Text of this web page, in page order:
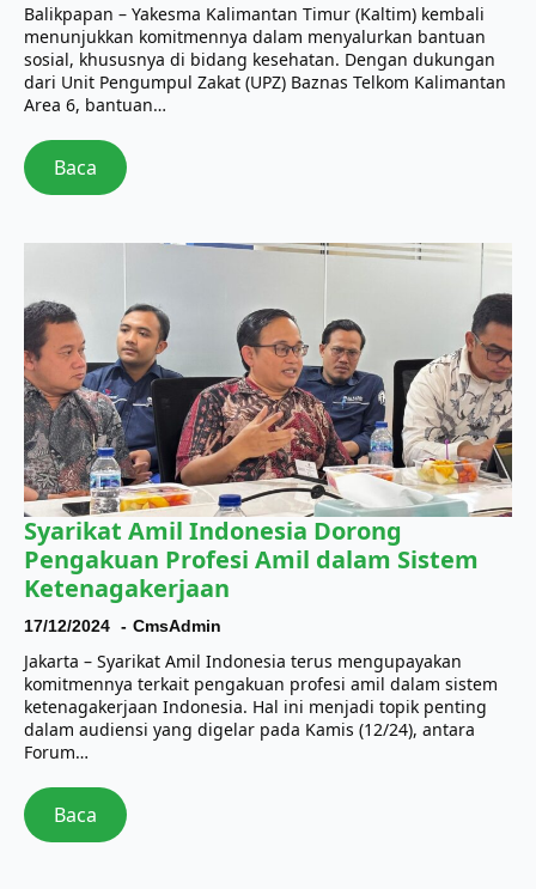
Balikpapan – Yakesma Kalimantan Timur (Kaltim) kembali
menunjukkan komitmennya dalam menyalurkan bantuan
sosial, khususnya di bidang kesehatan. Dengan dukungan
dari Unit Pengumpul Zakat (UPZ) Baznas Telkom Kalimantan
Area 6, bantuan…
Baca
Syarikat Amil Indonesia Dorong
Pengakuan Profesi Amil dalam Sistem
Ketenagakerjaan
17/12/2024 CmsAdmin
Jakarta – Syarikat Amil Indonesia terus mengupayakan
komitmennya terkait pengakuan profesi amil dalam sistem
ketenagakerjaan Indonesia. Hal ini menjadi topik penting
dalam audiensi yang digelar pada Kamis (12/24), antara
Forum…
Baca